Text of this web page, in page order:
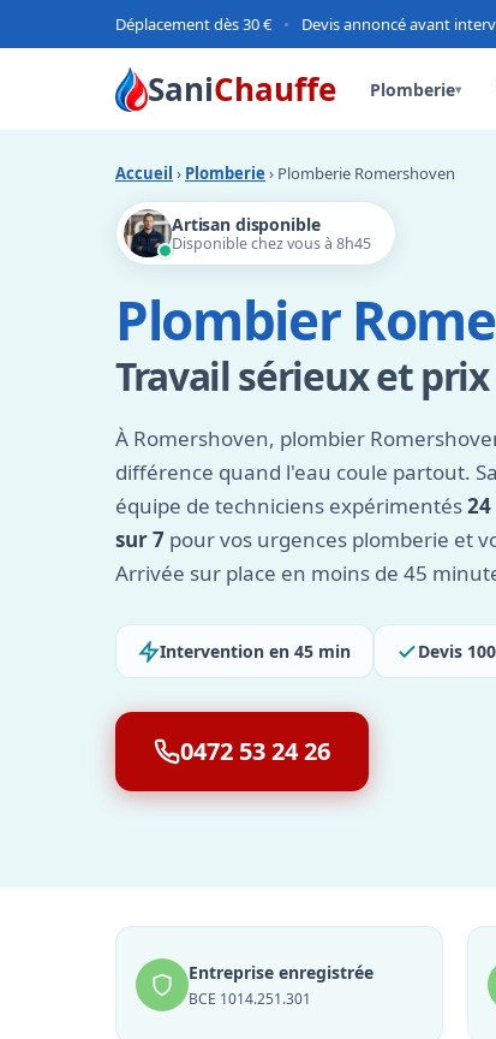
Déplacement dès 30 € • Devis annoncé avant
SaniChauffe Plomberie▾
Accueil › Plomberie › Plomberie Romershoven
Artisan disponible
Disponible chez vous à 8h45
Plombier
Travail sérieux et
À Romershoven, plombier
différence quand l'eau coule partout.
équipe de techniciens expérimentés
sur 7 pour vos urgences plomberie et
Arrivée sur place en moins de 45
Intervention en 45 min Devis
0472 53 24 26
Entreprise enregistrée
BCE 1014.251.301